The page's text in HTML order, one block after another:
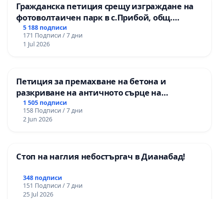
Гражданска петиция срещу изграждане на
фотоволтаичен парк в с.Прибой, общ.
Радомир
5 188 подписи
171 Подписи / 7 дни
1 Jul 2026
Петиция за премахване на бетона и
разкриване на античното сърце на
Могиланската могила във Враца
1 505 подписи
158 Подписи / 7 дни
2 Jun 2026
Стоп на наглия небостъргач в Дианабад!
348 подписи
151 Подписи / 7 дни
25 Jul 2026